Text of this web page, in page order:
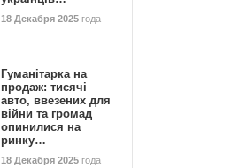
18 Декабря 2025 года
Гуманітарка на
продаж: тисячі
авто, ввезених для
війни та громад
опинилися на
ринку…
18 Декабря 2025 года